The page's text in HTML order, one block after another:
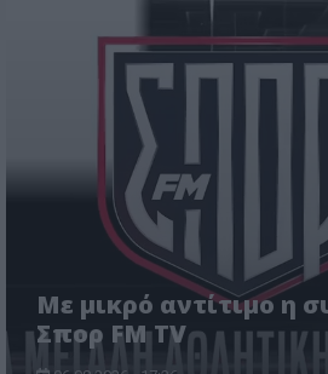
Με μικρό αντίτιμο η
Σπορ FM TV